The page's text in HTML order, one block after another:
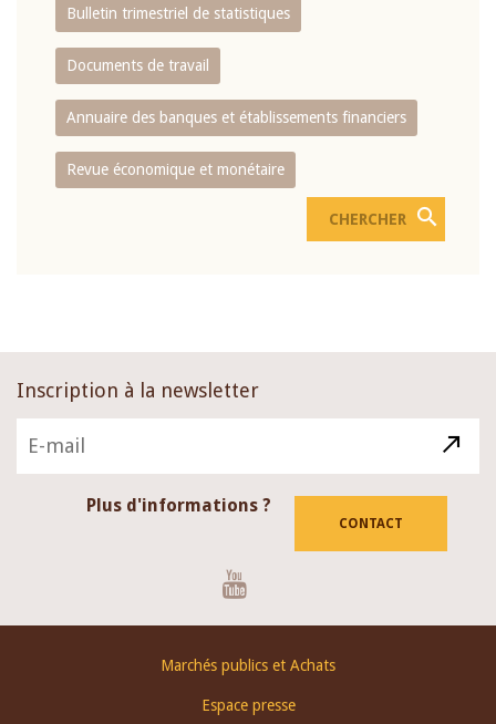
Bulletin trimestriel de statistiques
Documents de travail
Annuaire des banques et établissements financiers
Revue économique et monétaire
Inscription à la newsletter
Plus d'informations ?
CONTACT
Marchés publics et Achats
Espace presse